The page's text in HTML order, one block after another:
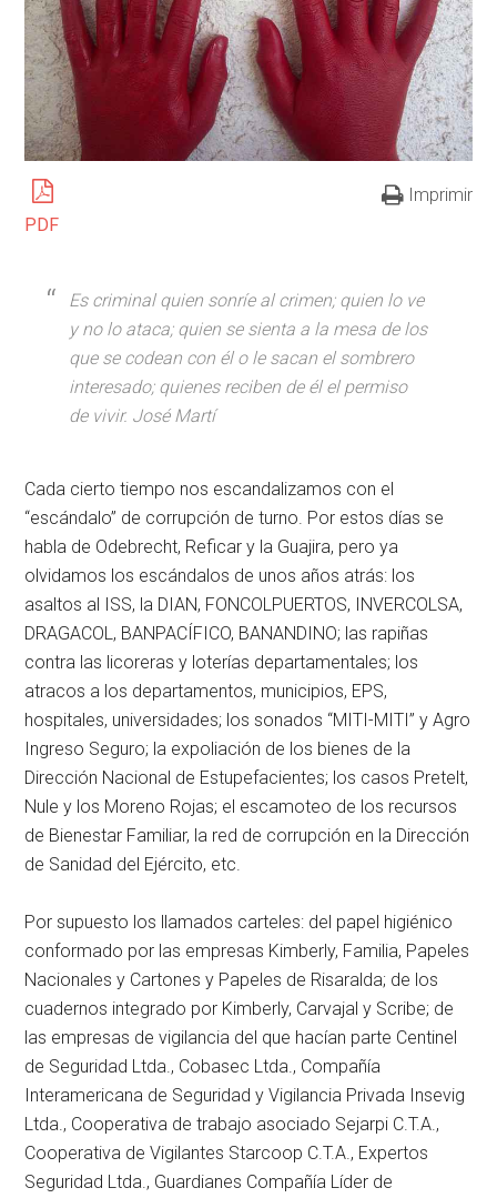
PDF
Imprimir
Es criminal quien sonríe al crimen; quien lo ve
y no lo ataca; quien se sienta a la mesa de los
que se codean con él o le sacan el sombrero
interesado; quienes reciben de él el permiso
de vivir. José Martí
Cada cierto tiempo nos escandalizamos con el
“escándalo” de corrupción de turno. Por estos días se
habla de Odebrecht, Reficar y la Guajira, pero ya
olvidamos los escándalos de unos años atrás: los
asaltos al ISS, la DIAN, FONCOLPUERTOS, INVERCOLSA,
DRAGACOL, BANPACÍFICO, BANANDINO; las rapiñas
contra las licoreras y loterías departamentales; los
atracos a los departamentos, municipios, EPS,
hospitales, universidades; los sonados “MITI-MITI” y Agro
Ingreso Seguro; la expoliación de los bienes de la
Dirección Nacional de Estupefacientes; los casos Pretelt,
Nule y los Moreno Rojas; el escamoteo de los recursos
de Bienestar Familiar, la red de corrupción en la Dirección
de Sanidad del Ejército, etc.
Por supuesto los llamados carteles: del papel higiénico
conformado por las empresas Kimberly, Familia, Papeles
Nacionales y Cartones y Papeles de Risaralda; de los
cuadernos integrado por Kimberly, Carvajal y Scribe; de
las empresas de vigilancia del que hacían parte Centinel
de Seguridad Ltda., Cobasec Ltda., Compañía
Interamericana de Seguridad y Vigilancia Privada Insevig
Ltda., Cooperativa de trabajo asociado Sejarpi C.T.A.,
Cooperativa de Vigilantes Starcoop C.T.A., Expertos
Seguridad Ltda., Guardianes Compañía Líder de